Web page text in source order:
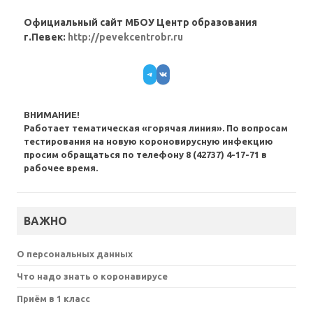
Официальный сайт МБОУ Центр образования
г.Певек: http://pevekcentrobr.ru
Telegram
VK
ВНИМАНИЕ!
Работает тематическая «горячая линия». По вопросам
тестирования на новую короновирусную инфекцию
просим обращаться по телефону 8 (42737) 4-17-71 в
рабочее время.
ВАЖНО
О персональных данных
Что надо знать о коронавирусе
Приём в 1 класс